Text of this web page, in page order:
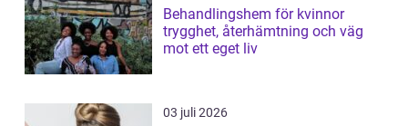
Behandlingshem för kvinnor
trygghet, återhämtning och väg
mot ett eget liv
03 juli 2026